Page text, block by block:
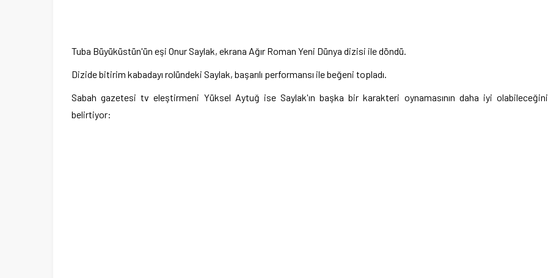
Tuba Büyüküstün'ün eşi Onur Saylak, ekrana Ağır Roman Yeni Dünya dizisi ile döndü.
Dizide bitirim kabadayı rolündeki Saylak, başarılı performansı ile beğeni topladı.
Sabah gazetesi tv eleştirmeni Yüksel Aytuğ ise Saylak'ın başka bir karakteri oynamasının daha iyi olabileceğini
belirtiyor: